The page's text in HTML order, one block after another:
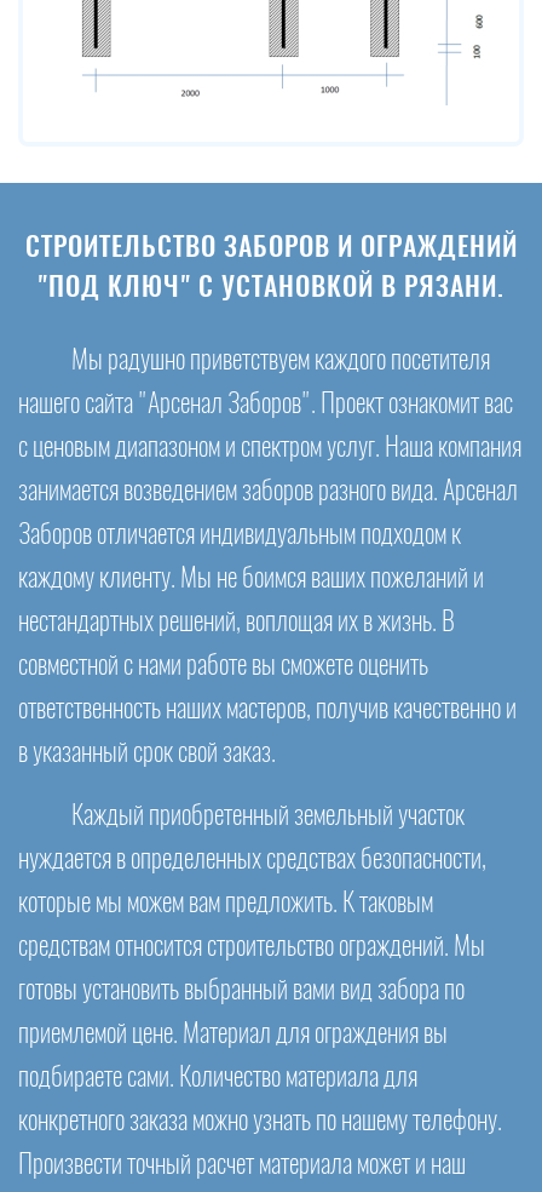
СТРОИТЕЛЬСТВО ЗАБОРОВ И ОГРАЖДЕНИЙ
"ПОД КЛЮЧ" С УСТАНОВКОЙ В РЯЗАНИ.
Мы радушно приветствуем каждого посетителя
нашего сайта "Арсенал Заборов". Проект ознакомит вас
с ценовым диапазоном и спектром услуг. Наша компания
занимается возведением заборов разного вида. Арсенал
Заборов отличается индивидуальным подходом к
каждому клиенту. Мы не боимся ваших пожеланий и
нестандартных решений, воплощая их в жизнь. В
совместной с нами работе вы сможете оценить
ответственность наших мастеров, получив качественно и
в указанный срок свой заказ.
Каждый приобретенный земельный участок
нуждается в определенных средствах безопасности,
которые мы можем вам предложить. К таковым
средствам относится строительство ограждений. Мы
готовы установить выбранный вами вид забора по
приемлемой цене. Материал для ограждения вы
подбираете сами. Количество материала для
конкретного заказа можно узнать по нашему телефону.
Произвести точный расчет материала может и наш